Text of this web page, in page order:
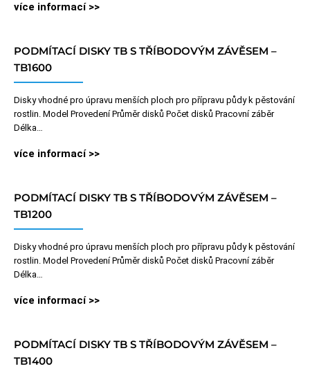
více informací >>
PODMÍTACÍ DISKY TB S TŘÍBODOVÝM ZÁVĚSEM –
TB1600
Disky vhodné pro úpravu menších ploch pro přípravu půdy k pěstování
rostlin. Model Provedení Průměr disků Počet disků Pracovní záběr
Délka…
více informací >>
PODMÍTACÍ DISKY TB S TŘÍBODOVÝM ZÁVĚSEM –
TB1200
Disky vhodné pro úpravu menších ploch pro přípravu půdy k pěstování
rostlin. Model Provedení Průměr disků Počet disků Pracovní záběr
Délka…
více informací >>
PODMÍTACÍ DISKY TB S TŘÍBODOVÝM ZÁVĚSEM –
TB1400